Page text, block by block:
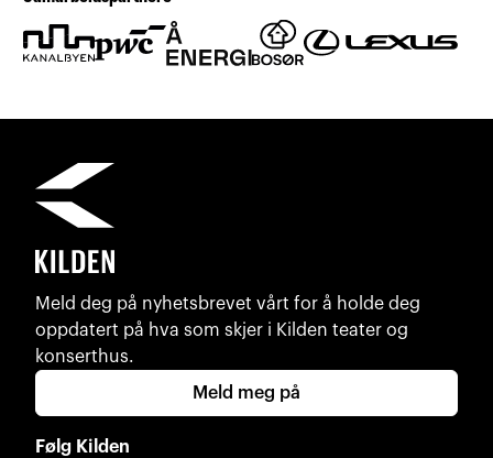
Meld deg på nyhetsbrevet vårt for å holde deg
oppdatert på hva som skjer i Kilden teater og
konserthus.
Meld meg på
Følg Kilden